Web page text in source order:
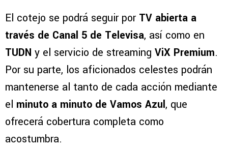
El cotejo se podrá seguir por TV abierta a
través de Canal 5 de Televisa, así como en
TUDN y el servicio de streaming ViX Premium.
Por su parte, los aficionados celestes podrán
mantenerse al tanto de cada acción mediante
el minuto a minuto de Vamos Azul, que
ofrecerá cobertura completa como
acostumbra.